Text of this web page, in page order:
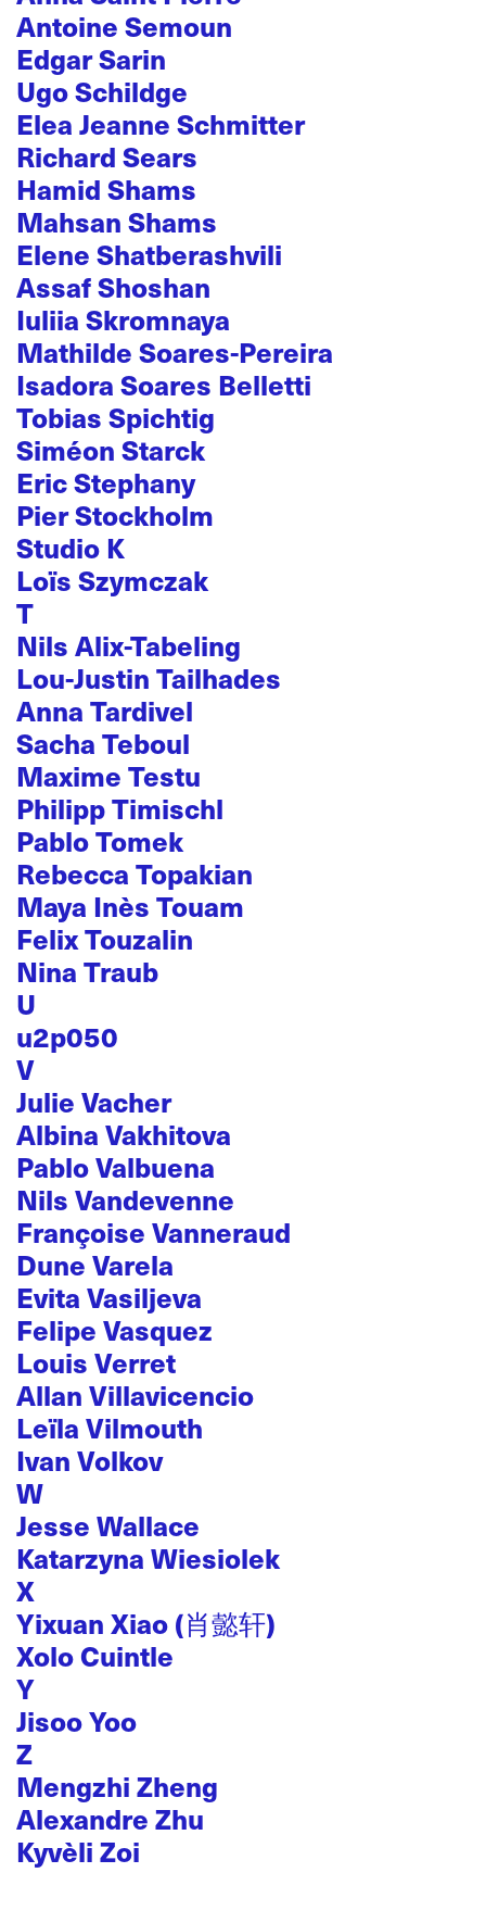
Antoine Semoun
Edgar Sarin
Ugo Schildge
Elea Jeanne Schmitter
Richard Sears
Hamid Shams
Mahsan Shams
Elene Shatberashvili
Assaf Shoshan
Iuliia Skromnaya
Mathilde Soares-Pereira
Isadora Soares Belletti
Tobias Spichtig
Siméon Starck
Eric Stephany
Pier Stockholm
Studio K
Loïs Szymczak
T
Nils Alix-Tabeling
Lou-Justin Tailhades
Anna Tardivel
Sacha Teboul
Maxime Testu
Philipp Timischl
Pablo Tomek
Rebecca Topakian
Maya Inès Touam
Felix Touzalin
Nina Traub
U
u2p050
V
Julie Vacher
Albina Vakhitova
Pablo Valbuena
Nils Vandevenne
Françoise Vanneraud
Dune Varela
Evita Vasiljeva
Felipe Vasquez
Louis Verret
Allan Villavicencio
Leïla Vilmouth
Ivan Volkov
W
Jesse Wallace
Katarzyna Wiesiolek
X
Yixuan Xiao (肖懿轩)
Xolo Cuintle
Y
Jisoo Yoo
Z
Mengzhi Zheng
Alexandre Zhu
Kyvèli Zoi